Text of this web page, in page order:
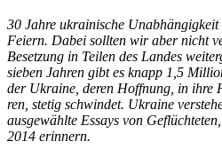
30 Jahre ukrai­ni­sche
Feiern. Dabei sollten wir aber nicht
Beset­zung in Teilen des Landes
sieben Jahren gibt es knapp 1,5
der Ukraine, deren Hoff­nung, in ihre
ren, stetig schwin­det. Ukraine
aus­ge­wählte Essays von
2014 erinnern.